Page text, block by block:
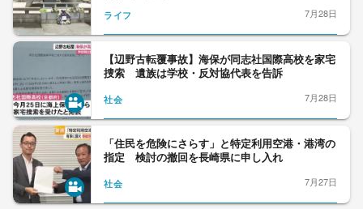
ライフ
7月28日
【辺野古転覆事故】海保が同志社国際高校を家宅
捜索 遺族は学校・反対協代表を告訴
社会 7月28日
「住民を危険にさらす」と特定利用空港・港湾の
指定 検討の撤回を長崎県に申し入れ
社会 7月27日